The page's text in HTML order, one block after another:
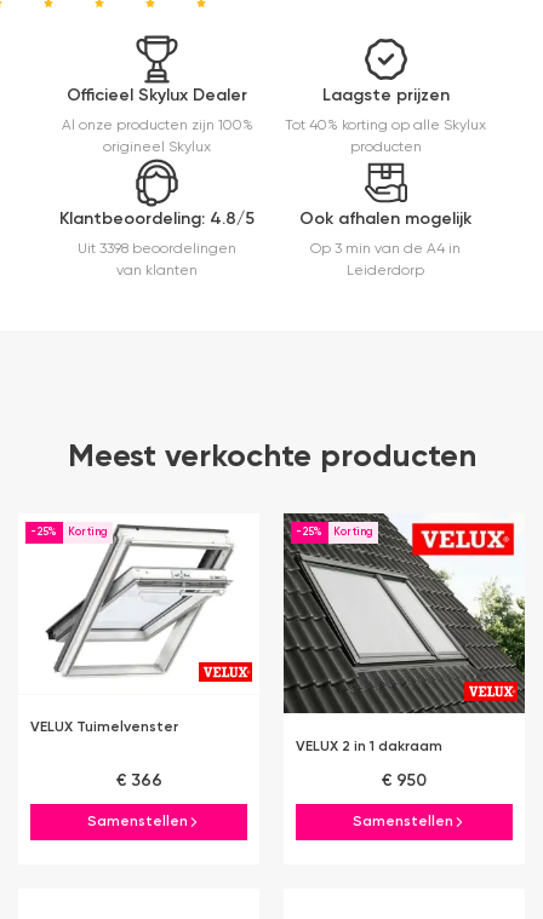
mooie
afwerking
en
eenvoudig
te
monteren.
Een prima
ervaring.
Officieel Skylux Dealer
Al onze producten zijn 100%
origineel Skylux
Laagste prijzen
Tot 40% korting op alle Skylux
producten
Klantbeoordeling: 4.8/5
Uit 3398 beoordelingen
van klanten
Ook afhalen mogelijk
Op 3 min van de A4 in
Leiderdorp
Meest verkochte producten
-25%
VELUX Tuimelvenster
€ 366
Samenstellen
-25%
VELUX 2 in 1 dakraam
€ 950
Samenstellen